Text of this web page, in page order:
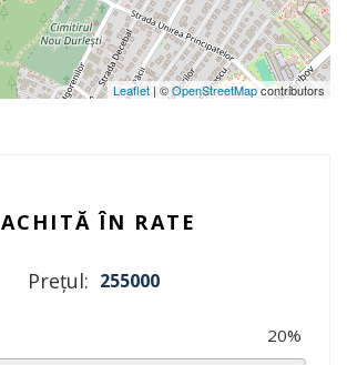
Leaflet | ©OpenStreetMapcontributors
ACHITĂ ÎN RATE
Prețul: 255000
20%